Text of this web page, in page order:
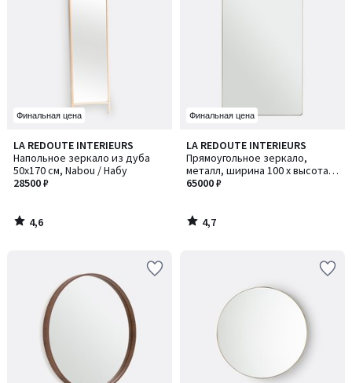
Финальная цена
LA REDOUTE INTERIEURS
Напольное зеркало из дуба
50x170 см, Nabou / Набу
28500 ₽
4,6
/ 5
4,6
/
Финальная цена
LA REDOUTE INTERIEURS
Прямоугольное зеркало,
металл, ширина 100 x высота
170 см, IODUS / ЙОДУС
65000 ₽
4,7
/ 5
4,7
/